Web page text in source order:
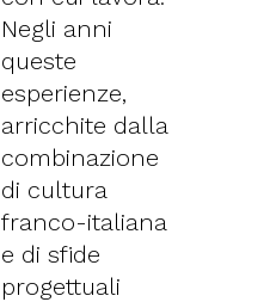
Negli anni
queste
esperienze,
arricchite dalla
combinazione
di cultura
franco-italiana
e di sfide
progettuali